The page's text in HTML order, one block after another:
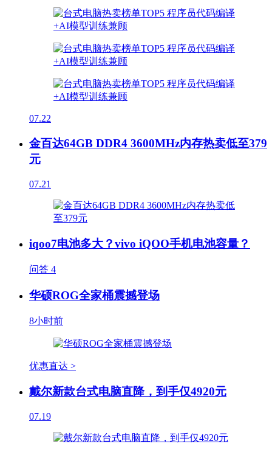
07.22
金百达64GB DDR4 3600MHz内存热卖低至379
元
07.21
iqoo7电池多大？vivo iQOO手机电池容量？
问答 4
华硕ROG全家桶震撼登场
8小时前
优惠直达 >
戴尔新款台式电脑直降，到手仅4920元
07.19